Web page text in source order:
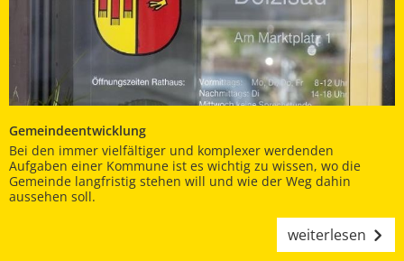
Gemeindeentwicklung
Bei den immer vielfältiger und komplexer werdenden
Aufgaben einer Kommune ist es wichtig zu wissen, wo die
Gemeinde langfristig stehen will und wie der Weg dahin
aussehen soll.
weiterlesen